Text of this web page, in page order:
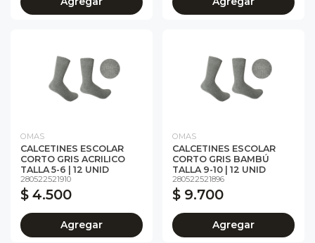
OMAS
CALCETINES ESCOLAR
CORTO GRIS ACRILICO
TALLA 5-6 | 12 UNID
280522521910
$ 4.500
Agregar
OMAS
CALCETINES ESCOLAR
CORTO GRIS BAMBÚ
TALLA 9-10 | 12 UNID
280522521896
$ 9.700
Agregar